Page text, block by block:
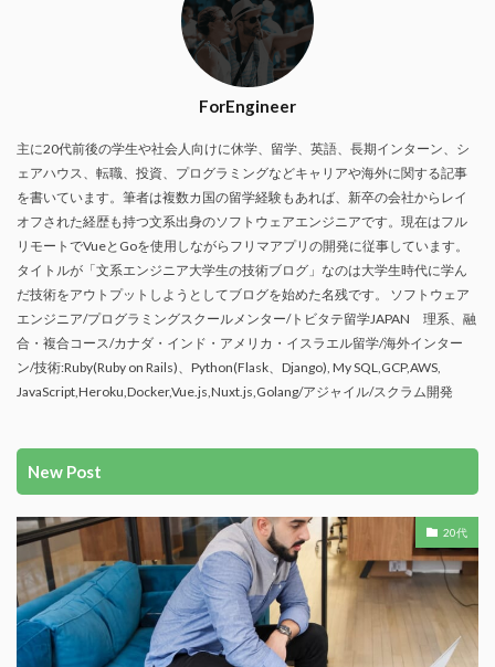
ForEngineer
主に20代前後の学生や社会人向けに休学、留学、英語、長期インターン、シ
ェアハウス、転職、投資、プログラミングなどキャリアや海外に関する記事
を書いています。筆者は複数カ国の留学経験もあれば、新卒の会社からレイ
オフされた経歴も持つ文系出身のソフトウェアエンジニアです。現在はフル
リモートでVueとGoを使用しながらフリマアプリの開発に従事しています。
タイトルが「文系エンジニア大学生の技術ブログ」なのは大学生時代に学ん
だ技術をアウトプットしようとしてブログを始めた名残です。 ソフトウェア
エンジニア/プログラミングスクールメンター/トビタテ留学JAPAN 理系、融
合・複合コース/カナダ・インド・アメリカ・イスラエル留学/海外インター
ン/技術:Ruby(Ruby on Rails)、Python(Flask、Django), My SQL,GCP,AWS,
JavaScript,Heroku,Docker,Vue.js,Nuxt.js,Golang/アジャイル/スクラム開発
New Post
20代